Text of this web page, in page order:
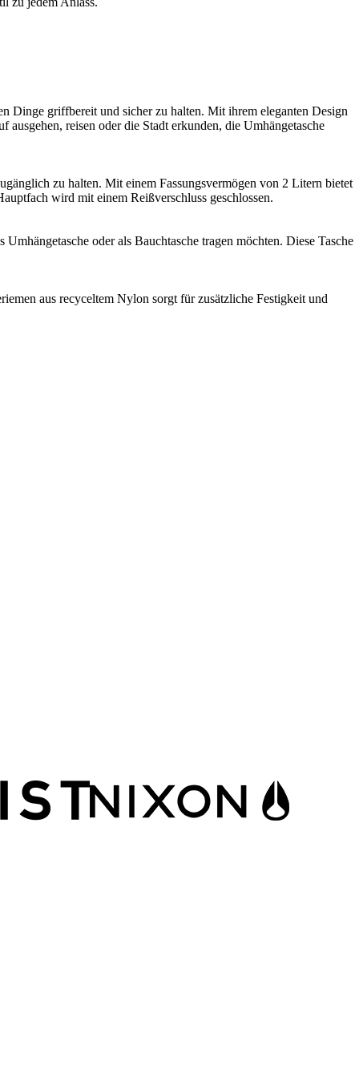
Dinge griffbereit und sicher zu halten. Mit ihrem eleganten Design
reisen oder die Stadt erkunden, die Umhängetasche
zu halten. Mit einem Fassungsvermögen von 2 Litern bietet
wird mit einem Reißverschluss geschlossen.
oder als Bauchtasche tragen möchten. Diese Tasche
aus recyceltem Nylon sorgt für zusätzliche Festigkeit und